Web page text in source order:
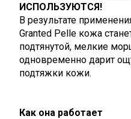
ТОВАР
ИСПОЛЬЗУЮТСЯ!
В результате
Granted Pelle кожа
подтянутой, мелкие
одновременно дарит
подтяжки кожи.
Как она работает